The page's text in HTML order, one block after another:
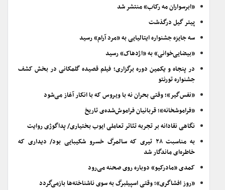
«ابرسواران مه رکاب» منتشر شد
پیتر گیل درگذشت
سه جایزه جشنواره ایتالیایی به «مرد آرام» رسید
«بیضایی‌خوانی» به «اژدهاک» رسید
در پنجاه و یکمین دوره برگزاری؛ فیلم قصیده گلمکانی در بخش کشف
جشنواره تورنتو
«نفس‌گیر»؛ وقتی بحران نه با ویروس که با انکار آغاز می‌شود
«فراموشخانه»؛ قربانیان فراموش‌شده‌ی تاریخ
نگاهی نقادانه بر تجربه تئاتر تعاملی ایوب بختیاری/ پداگوژی روایت
به مناسبت ۲۸ تیری که سالمرگ خسرو شکیبایی بود/ دیداری که
خاطره‌ای ماندگار شد
کمدی «مادرکیو» دوباره روی صحنه می‌رود
«روز افشاگری»؛ وقتی اسپیلبرگ به سوی ناشناخته‌ها بازمی‌گردد